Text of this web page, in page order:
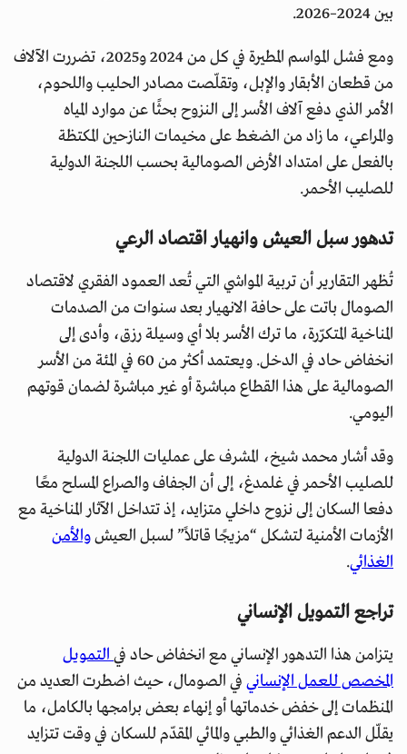
بين 2024–2026.
ومع فشل المواسم المطيرة في كل من 2024 و2025، تضررت الآلاف
من قطعان الأبقار والإبل، وتقلّصت مصادر الحليب واللحوم،
الأمر الذي دفع آلاف الأسر إلى النزوح بحثًا عن موارد المياه
والمراعي، ما زاد من الضغط على مخيمات النازحين المكتظة
بالفعل على امتداد الأرض الصومالية بحسب اللجنة الدولية
للصليب الأحمر.
تدهور سبل العيش وانهيار اقتصاد الرعي
تُظهر التقارير أن تربية المواشي التي تُعد العمود الفقري لاقتصاد
الصومال باتت على حافة الانهيار بعد سنوات من الصدمات
المناخية المتكرّرة، ما ترك الأسر بلا أي وسيلة رزق، وأدى إلى
انخفاض حاد في الدخل. ويعتمد أكثر من 60 في المئة من الأسر
الصومالية على هذا القطاع مباشرة أو غير مباشرة لضمان قوتهم
اليومي.
وقد أشار محمد شيخ، المشرف على عمليات اللجنة الدولية
للصليب الأحمر في غلمدغ، إلى أن الجفاف والصراع المسلح معًا
دفعا السكان إلى نزوح داخلي متزايد، إذ تتداخل الآثار المناخية مع
الأزمات الأمنية لتشكل “مزيجًا قاتلاً” لسبل العيشوالأمن
الغذائي.
تراجع التمويل الإنساني
يتزامن هذا التدهور الإنساني مع انخفاض حاد فيالتمويل
المخصص للعمل الإنساني في الصومال، حيث اضطرت العديد من
المنظمات إلى خفض خدماتها أو إنهاء بعض برامجها بالكامل، ما
يقلّل الدعم الغذائي والطبي والمائي المقدّم للسكان في وقت تتزايد